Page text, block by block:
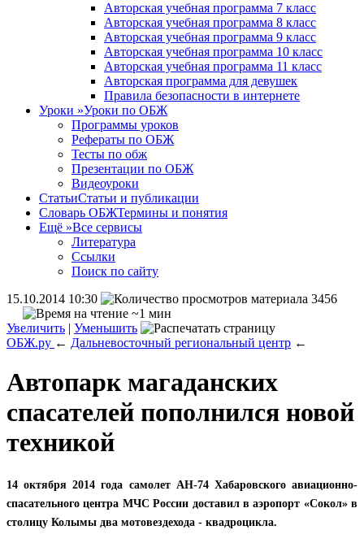
Авторская учебная программа 7 класс
Авторская учебная программа 8 класс
Авторская учебная программа 9 класс
Авторская учебная программа 10 класс
Авторская учебная программа 11 класс
Авторская программа для девушек
Правила безопасности в интернете
Уроки »Уроки по ОБЖ
Программы уроков
Рефераты по ОБЖ
Тесты по обж
Презентации по ОБЖ
Видеоуроки
СтатьиСтатьи и публикации
Словарь ОБЖТермины и понятия
Ещё »Все сервисы
Литература
Ссылки
Поиск по сайту
15.10.2014 10:30
3456
~1 мин
Увеличить | Уменьшить
ОБЖ.ру ← Дальневосточный региональный центр ←
Автопарк магаданских
спасателей пополнился новой
техникой
14 октября 2014 года самолет АН-74 Хабаровского авиационно-
спасательного центра МЧС России доставил в аэропорт «Сокол» в
столицу Колымы два мотовездехода - квадроцикла.